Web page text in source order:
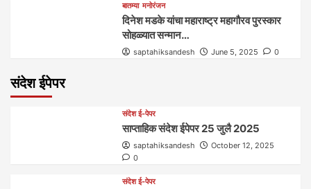
बातम्या मनोरंजन
दिनेश मडके यांचा महाराष्ट्र महागौरव‌ पुरस्कार‌‌‌
सोहळ्यात सन्मान…
saptahiksandesh June 5, 2025 0
संदेश ईपेपर
संदेश ई-पेपर
साप्ताहिक संदेश ईपेपर 25 जुलै 2025
saptahiksandesh
October 12, 2025
0
संदेश ई-पेपर